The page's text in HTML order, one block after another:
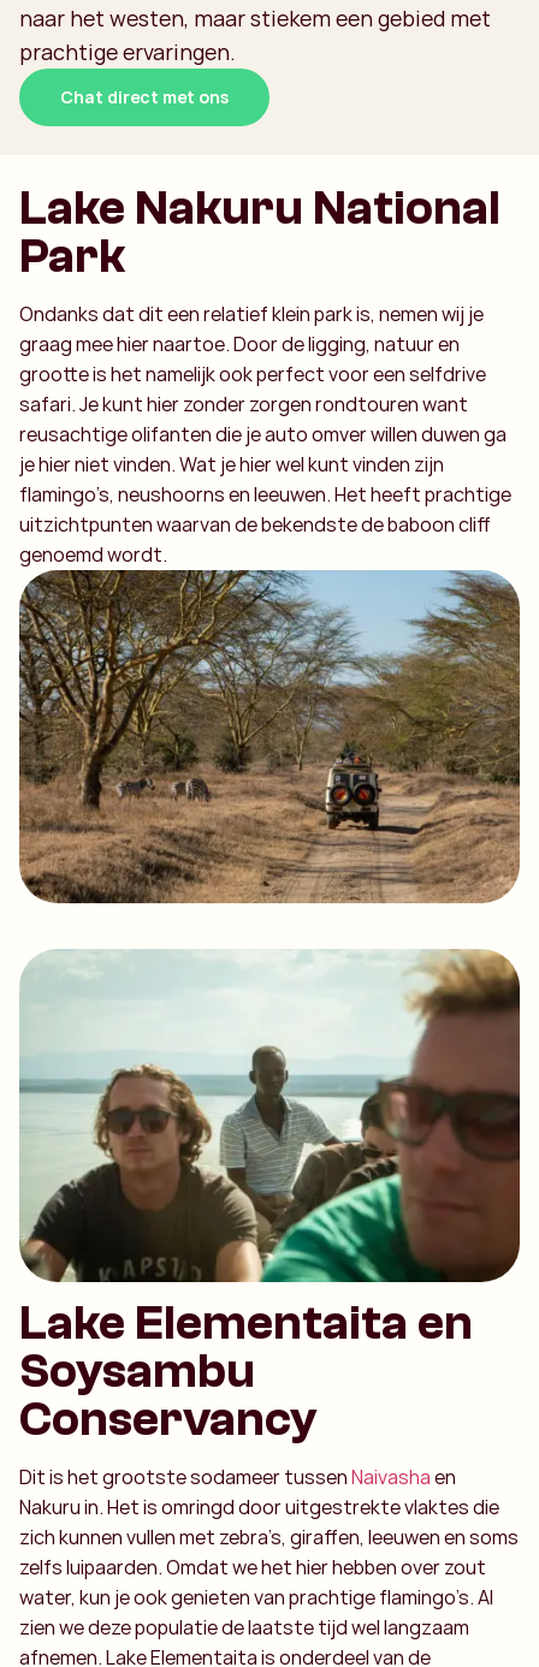
naar het westen, maar stiekem een gebied met
prachtige ervaringen.
Chat direct met ons
Lake Nakuru National
Park
Ondanks dat dit een relatief klein park is, nemen wij je
graag mee hier naartoe. Door de ligging, natuur en
grootte is het namelijk ook perfect voor een selfdrive
safari. Je kunt hier zonder zorgen rondtouren want
reusachtige olifanten die je auto omver willen duwen ga
je hier niet vinden. Wat je hier wel kunt vinden zijn
flamingo’s, neushoorns en leeuwen. Het heeft prachtige
uitzichtpunten waarvan de bekendste de baboon cliff
genoemd wordt.
Lake Elementaita en
Soysambu
Conservancy
Dit is het grootste sodameer tussenNaivashaen
Nakuru in. Het is omringd door uitgestrekte vlaktes die
zich kunnen vullen met zebra’s, giraffen, leeuwen en soms
zelfs luipaarden. Omdat we het hier hebben over zout
water, kun je ook genieten van prachtige flamingo’s. Al
zien we deze populatie de laatste tijd wel langzaam
afnemen. Lake Elementaita is onderdeel van de